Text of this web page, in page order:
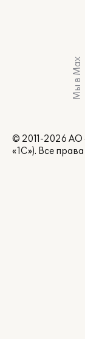
Мы в Max
© 2011-2026 АО
«1С»). Все